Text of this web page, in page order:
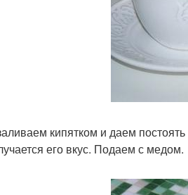
кипятком и даем
его вкус. Подаем с медом.